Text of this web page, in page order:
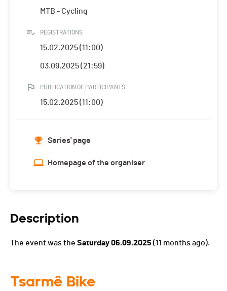
MTB - Cycling
REGISTRATIONS
15.02.2025 (11:00)
03.09.2025 (21:59)
PUBLICATION OF PARTICIPANTS
15.02.2025 (11:00)
Series' page
Homepage of the organiser
Description
The event was the Saturday 06.09.2025 (11 months ago).
Tsarmê Bike